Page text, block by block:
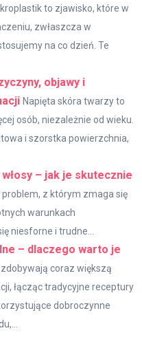
to zjawisko, które w
zwłaszcza w
na co dzień. Te
objawy i
Napięta skóra twarzy to
osób, niezależnie od wieku.
i szorstka powierzchnia,
– jak je skutecznie
problem, z którym zmaga się
warunkach
niesforne i trudne...
– dlaczego warto je
coraz większą
łącząc tradycyjne receptury
dobroczynne